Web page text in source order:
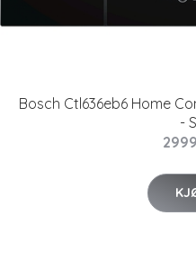
Bosch Ctl636eb6 Home
-